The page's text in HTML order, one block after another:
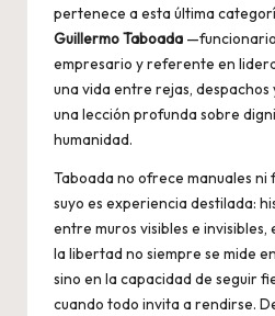
pertenece a esta última
Guillermo Taboada
empresario y referente en
una vida entre rejas, despachos
una lección profunda sobre
humanidad.
Taboada no ofrece manuales ni
suyo es experiencia destilada:
entre muros visibles e invisibles,
la libertad no siempre se mide
sino en la capacidad de seguir
cuando todo invita a rendirse.